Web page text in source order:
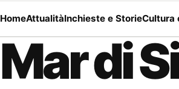
HomeAttualitàInchieste e StorieCultura
Mar di